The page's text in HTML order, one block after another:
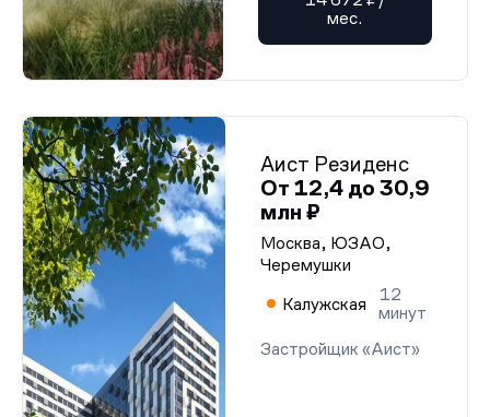
мес.
Аист Резиденс
От 12,4 до 30,9
млн ₽
Москва, ЮЗАО,
Черемушки
Калужская
12
минут
Застройщик «Аист»